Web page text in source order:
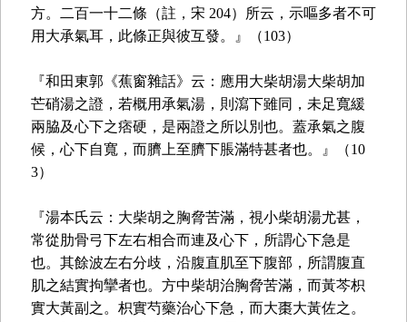
方。二百一十二條（註，宋 204）所云，示嘔多者不可
用大承氣耳，此條正與彼互發。』（103）
『和田東郭《蕉窗雜話》云：應用大柴胡湯大柴胡加
芒硝湯之證，若概用承氣湯，則瀉下雖同，未足寬緩
兩脇及心下之痞硬，是兩證之所以別也。蓋承氣之腹
候，心下自寬，而臍上至臍下脹滿特甚者也。』（10
3）
『湯本氏云：大柴胡之胸脅苦滿，視小柴胡湯尤甚，
常從肋骨弓下左右相合而連及心下，所謂心下急是
也。其餘波左右分歧，沿腹直肌至下腹部，所謂腹直
肌之結實拘攣者也。方中柴胡治胸脅苦滿，而黃芩枳
實大黃副之。枳實芍藥治心下急，而大棗大黃佐之。